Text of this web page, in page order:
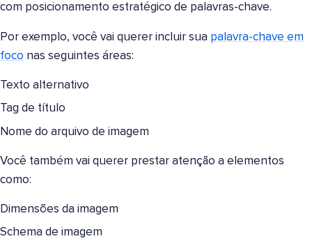
com posicionamento estratégico de palavras-chave.
Por exemplo, você vai querer incluir sua palavra-chave em
foco nas seguintes áreas:
Texto alternativo
Tag de título
Nome do arquivo de imagem
Você também vai querer prestar atenção a elementos
como:
Dimensões da imagem
Schema de imagem